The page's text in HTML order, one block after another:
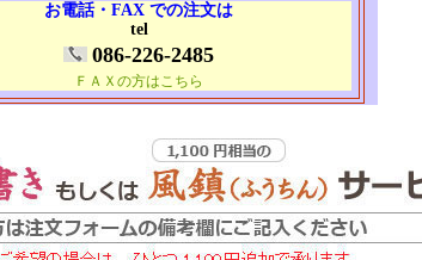
お電話・FAX での注文は
tel
086-226-2485
ＦＡＸの方はこちら